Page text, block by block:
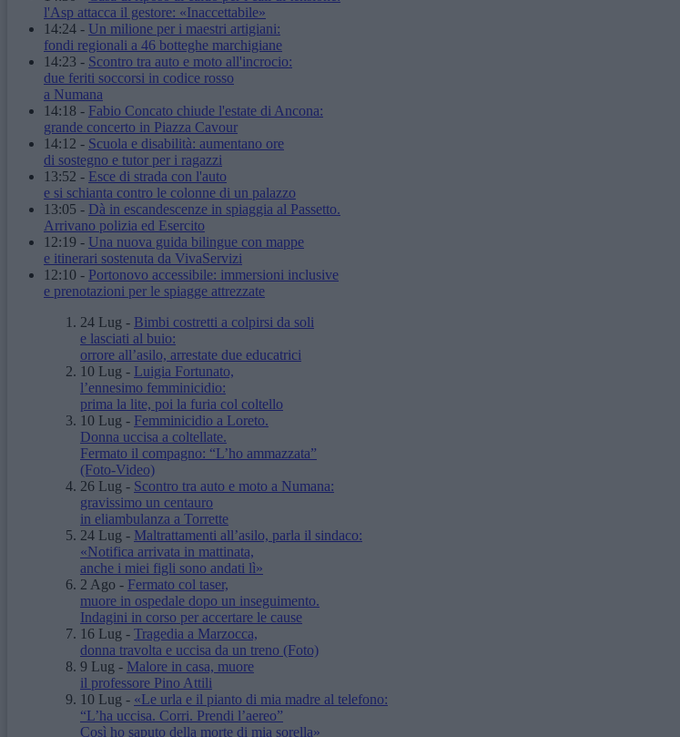
l'Asp attacca il gestore: «Inaccettabile»
14:24 - Un milione per i maestri artigiani:
fondi regionali a 46 botteghe marchigiane
14:23 - Scontro tra auto e moto all'incrocio:
due feriti soccorsi in codice rosso
a Numana
14:18 - Fabio Concato chiude l'estate di Ancona:
grande concerto in Piazza Cavour
14:12 - Scuola e disabilità: aumentano ore
di sostegno e tutor per i ragazzi
13:52 - Esce di strada con l'auto
e si schianta contro le colonne di un palazzo
13:05 - Dà in escandescenze in spiaggia al Passetto.
Arrivano polizia ed Esercito
12:19 - Una nuova guida bilingue con mappe
e itinerari sostenuta da VivaServizi
12:10 - Portonovo accessibile: immersioni inclusive
e prenotazioni per le spiagge attrezzate
24 Lug - Bimbi costretti a colpirsi da soli
e lasciati al buio:
orrore all’asilo, arrestate due educatrici
10 Lug - Luigia Fortunato,
l’ennesimo femminicidio:
prima la lite, poi la furia col coltello
10 Lug - Femminicidio a Loreto.
Donna uccisa a coltellate.
Fermato il compagno: “L’ho ammazzata”
(Foto-Video)
26 Lug - Scontro tra auto e moto a Numana:
gravissimo un centauro
in eliambulanza a Torrette
24 Lug - Maltrattamenti all’asilo, parla il sindaco:
«Notifica arrivata in mattinata,
anche i miei figli sono andati lì»
2 Ago - Fermato col taser,
muore in ospedale dopo un inseguimento.
Indagini in corso per accertare le cause
16 Lug - Tragedia a Marzocca,
donna travolta e uccisa da un treno (Foto)
9 Lug - Malore in casa, muore
il professore Pino Attili
10 Lug - «Le urla e il pianto di mia madre al telefono:
“L’ha uccisa. Corri. Prendi l’aereo”
Così ho saputo della morte di mia sorella»